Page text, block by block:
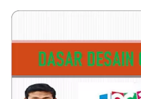
Materi TPAV
Materi Komputer dan Jaringan Dasar
Materi Pemograman Dasar
Akuntansi
Tata Busana
Bisnis Daring dan Pemasaran